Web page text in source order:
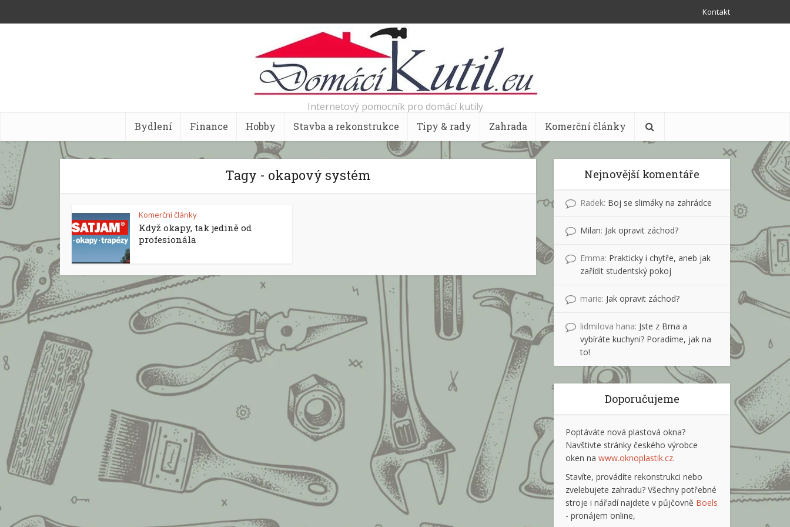
Kontakt
Internetový pomocník pro domácí kutily
Bydlení Finance Hobby Stavba a rekonstrukce Tipy & rady Zahrada Komerční články
Tagy - okapový systém
Komerční články
Když okapy, tak jedině od
profesionála
Nejnovější komentáře
Radek: Boj se slimáky na zahrádce
Milan: Jak opravit záchod?
Emma: Prakticky i chytře, aneb jak
zařídit studentský pokoj
marie: Jak opravit záchod?
lidmilova hana: Jste z Brna a
vybíráte kuchyni? Poradíme, jak na
to!
Doporučujeme
Poptáváte nová plastová okna?
Navštivte stránky českého výrobce
oken na www.oknoplastik.cz.
Stavíte, provádíte rekonstrukci nebo
zvelebujete zahradu? Všechny potřebné
stroje i nářadí najdete v půjčovně Boels
- pronájem online,